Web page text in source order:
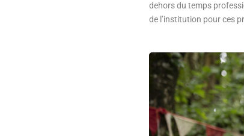
dehors du temps
de l’institution pour ces